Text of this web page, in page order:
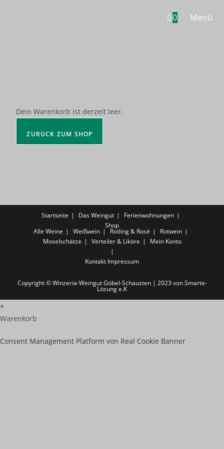
0 Menü
Dein Warenkorb ist derzeit leer.
ZURÜCK ZUM SHOP
Startseite Das Weingut
Ferienwohnungen
Shop
Alle Weine Weißwein Rotling & Rosé
Rotwein
Moselschätze
Verteiler & Liköre Mein Konto
Kontakt Impressum
Copyright © Winzeria-Weingut Göbel-Schausten | 2023 von Smarte-
Lösung e.K
×
Warenkorb
Consent Management Platform von Real Cookie Banner